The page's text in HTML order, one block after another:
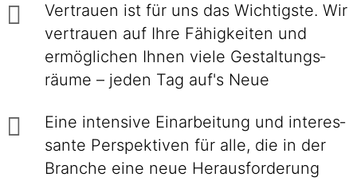
Vertrauen ist für uns das Wichtigste. Wir
ver­trauen auf Ihre Fähig­keiten und
ermög­lichen Ihnen viele Gestaltungs­
räume – jeden Tag auf's Neue
Eine intensive Einarbei­tung und interes­
sante Perspek­tiven für alle, die in der
Branche eine neue Heraus­forderung